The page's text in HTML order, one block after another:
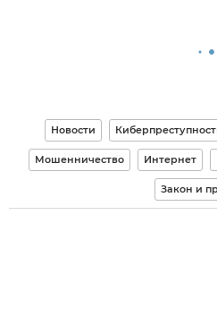
Новости
Мошенничество Интернет
Закон и